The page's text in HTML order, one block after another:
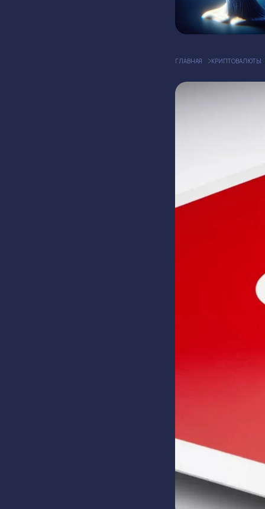
ГЛАВНАЯ КРИПТОВАЛЮТЫ